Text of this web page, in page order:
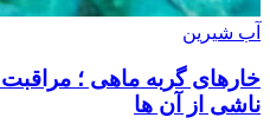
آب شیرین
خارهای گربه ماهی ؛
ناشی از آن ها